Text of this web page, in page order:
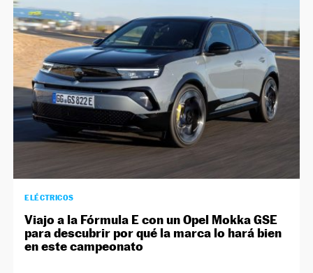
NEWSLETTER
SÍGUENOS
ELÉCTRICOS
Viajo a la Fórmula E con un Opel Mokka GSE
para descubrir por qué la marca lo hará bien
en este campeonato